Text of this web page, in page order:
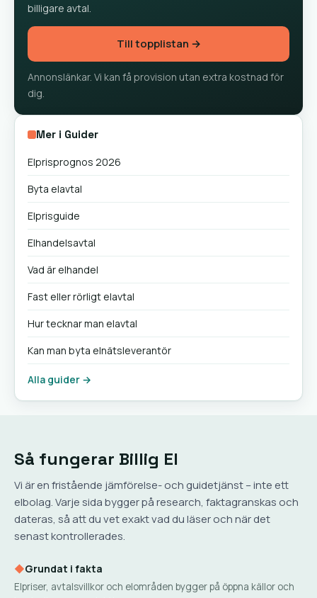
billigare avtal.
Till topplistan →
Annonslänkar. Vi kan få provision utan extra kostnad för
dig.
Mer i Guider
Elprisprognos 2026
Byta elavtal
Elprisguide
Elhandelsavtal
Vad är elhandel
Fast eller rörligt elavtal
Hur tecknar man elavtal
Kan man byta elnätsleverantör
Alla guider →
Så fungerar Billig El
Vi är en fristående jämförelse- och guidetjänst – inte ett
elbolag. Varje sida bygger på research, faktagranskas och
dateras, så att du vet exakt vad du läser och när det
senast kontrollerades.
◆Grundat i fakta
Elpriser, avtalsvillkor och elområden bygger på öppna källor och